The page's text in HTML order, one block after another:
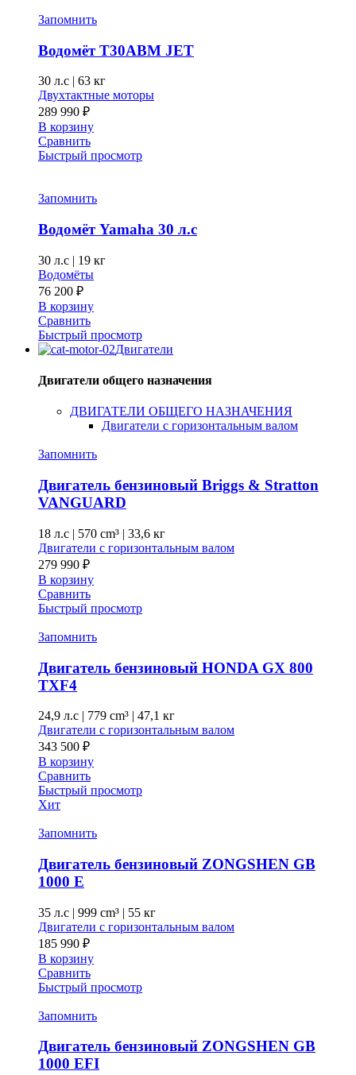
выбрать
на
товара.
Запомнить
Водомёт T30ABM JET
30 л.с | 63 кг
Двухтактные моторы
289 990 ₽
В корзину
Сравнить
Быстрый просмотр
Запомнить
Водомёт Yamaha 30 л.с
30 л.с | 19 кг
Водомёты
76 200 ₽
В корзину
Сравнить
Быстрый просмотр
Двигатели
Двигатели общего назначения
ДВИГАТЕЛИ ОБЩЕГО НАЗНАЧЕНИЯ
Двигатели с горизонтальным валом
Запомнить
Двигатель бензиновый Briggs & Stratton
VANGUARD
18 л.с | 570 cm³ | 33,6 кг
Двигатели с горизонтальным валом
279 990 ₽
В корзину
Сравнить
Быстрый просмотр
Запомнить
Двигатель бензиновый HONDA GX 800
TXF4
24,9 л.с | 779 cm³ | 47,1 кг
Двигатели с горизонтальным валом
343 500 ₽
В корзину
Сравнить
Быстрый просмотр
Хит
Запомнить
Двигатель бензиновый ZONGSHEN GB
1000 E
35 л.с | 999 cm³ | 55 кг
Двигатели с горизонтальным валом
185 990 ₽
В корзину
Сравнить
Быстрый просмотр
Запомнить
Двигатель бензиновый ZONGSHEN GB
1000 EFI